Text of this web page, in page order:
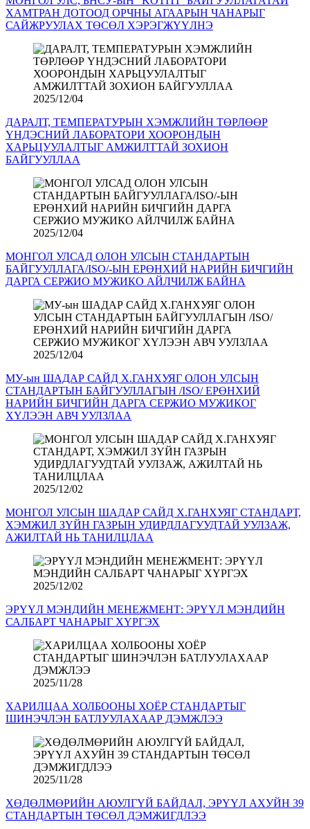
ХАМТРАН ДОТООД ОРЧНЫ АГААРЫН ЧАНАРЫГ
САЙЖРУУЛАХ ТӨСӨЛ ХЭРЭГЖҮҮЛНЭ
2025/12/04
ДАРАЛТ, ТЕМПЕРАТУРЫН ХЭМЖЛИЙН ТӨРЛӨӨР
ҮНДЭСНИЙ ЛАБОРАТОРИ ХООРОНДЫН
ХАРЬЦУУЛАЛТЫГ АМЖИЛТТАЙ ЗОХИОН
БАЙГУУЛЛАА
2025/12/04
МОНГОЛ УЛСАД ОЛОН УЛСЫН СТАНДАРТЫН
БАЙГУУЛЛАГА/ISO/-ЫН ЕРӨНХИЙ НАРИЙН БИЧГИЙН
ДАРГА СЕРЖИО МУЖИКО АЙЛЧИЛЖ БАЙНА
2025/12/04
МУ-ын ШАДАР САЙД Х.ГАНХУЯГ ОЛОН УЛСЫН
СТАНДАРТЫН БАЙГУУЛЛАГЫН /ISO/ ЕРӨНХИЙ
НАРИЙН БИЧГИЙН ДАРГА СЕРЖИО МУЖИКОГ
ХҮЛЭЭН АВЧ УУЛЗЛАА
2025/12/02
МОНГОЛ УЛСЫН ШАДАР САЙД Х.ГАНХУЯГ СТАНДАРТ,
ХЭМЖИЛ ЗҮЙН ГАЗРЫН УДИРДЛАГУУДТАЙ УУЛЗАЖ,
АЖИЛТАЙ НЬ ТАНИЛЦЛАА
2025/12/02
ЭРҮҮЛ МЭНДИЙН МЕНЕЖМЕНТ: ЭРҮҮЛ МЭНДИЙН
САЛБАРТ ЧАНАРЫГ ХҮРГЭХ
2025/11/28
ХАРИЛЦАА ХОЛБООНЫ ХОЁР СТАНДАРТЫГ
ШИНЭЧЛЭН БАТЛУУЛАХААР ДЭМЖЛЭЭ
2025/11/28
ХӨДӨЛМӨРИЙН АЮУЛГҮЙ БАЙДАЛ, ЭРҮҮЛ АХУЙН 39
СТАНДАРТЫН ТӨСӨЛ ДЭМЖИГДЛЭЭ